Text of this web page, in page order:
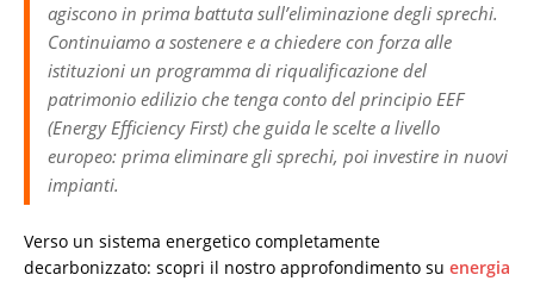
agiscono in prima battuta sull’eliminazione degli sprechi.
Continuiamo a sostenere e a chiedere con forza alle
istituzioni un programma di riqualificazione del
patrimonio edilizio che tenga conto del principio EEF
(Energy Efficiency First) che guida le scelte a livello
europeo: prima eliminare gli sprechi, poi investire in nuovi
impianti.
Verso un sistema energetico completamente
decarbonizzato: scopri il nostro approfondimento su energia